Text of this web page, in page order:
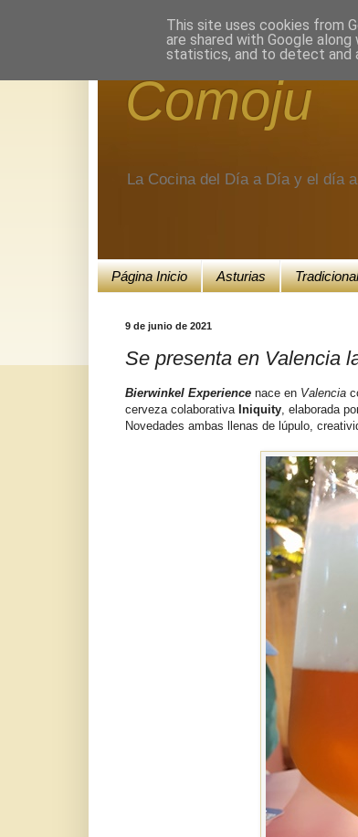
Comoju
La Cocina del Día a Día y el día
Página Inicio Asturias Tradicional
9 de junio de 2021
Se presenta en Valencia
Bierwinkel Experience nace en Valencia
cerveza colaborativa Iniquity , elaborada
Novedades ambas llenas de lúpulo,
This site uses cookies from
are shared with Google
statistics, and to detect and